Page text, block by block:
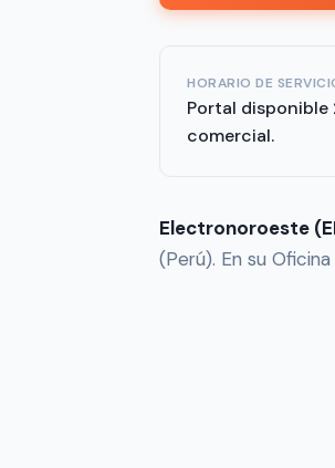
HORARIO DE
Portal
comercial.
Electronoroeste
(Perú). En su